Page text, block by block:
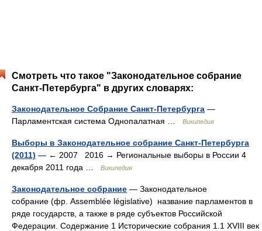
Смотреть что такое "Законодательное собрание
Санкт-Петербурга" в других словарях:
Законодательное Собрание Санкт-Петербурга —
Парламентская система Однопалатная …
Википедия
Выборы в Законодательное собрание Санкт-Петербурга
(2011) — ← 2007 2016 → Региональные выборы в России 4
декабря 2011 года …
Википедия
Законодательное собрание — Законодательное
собрание (фр. Assemblée législative) название парламентов в
ряде государств, а также в ряде субъектов Российской
Федерации. Содержание 1 Исторические собрания 1.1 XVIII век